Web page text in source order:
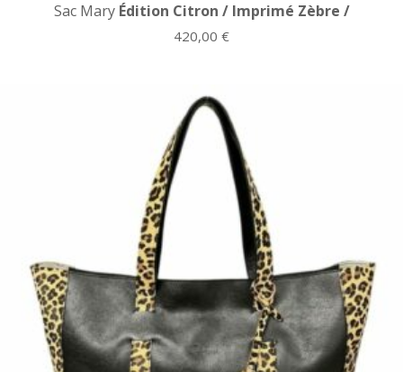
Sac Mary Édition Citron / Imprimé Zèbre /
420,00 €